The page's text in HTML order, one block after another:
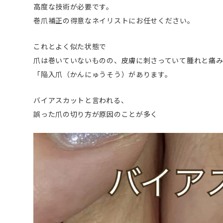
高度な技術が必要です。
巻爪補正の得意なネイリストにお任せください。
これとよく似た状態で
爪は巻いていないものの、皮膚に刺さっていて腫れと痛
「陥入爪（かんにゅうそう）があります。
バイアスカットと言われる、
誤った爪の切り方が原因のことが多く